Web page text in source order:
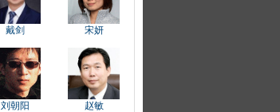
戴剑 宋妍
刘朝阳 赵敏